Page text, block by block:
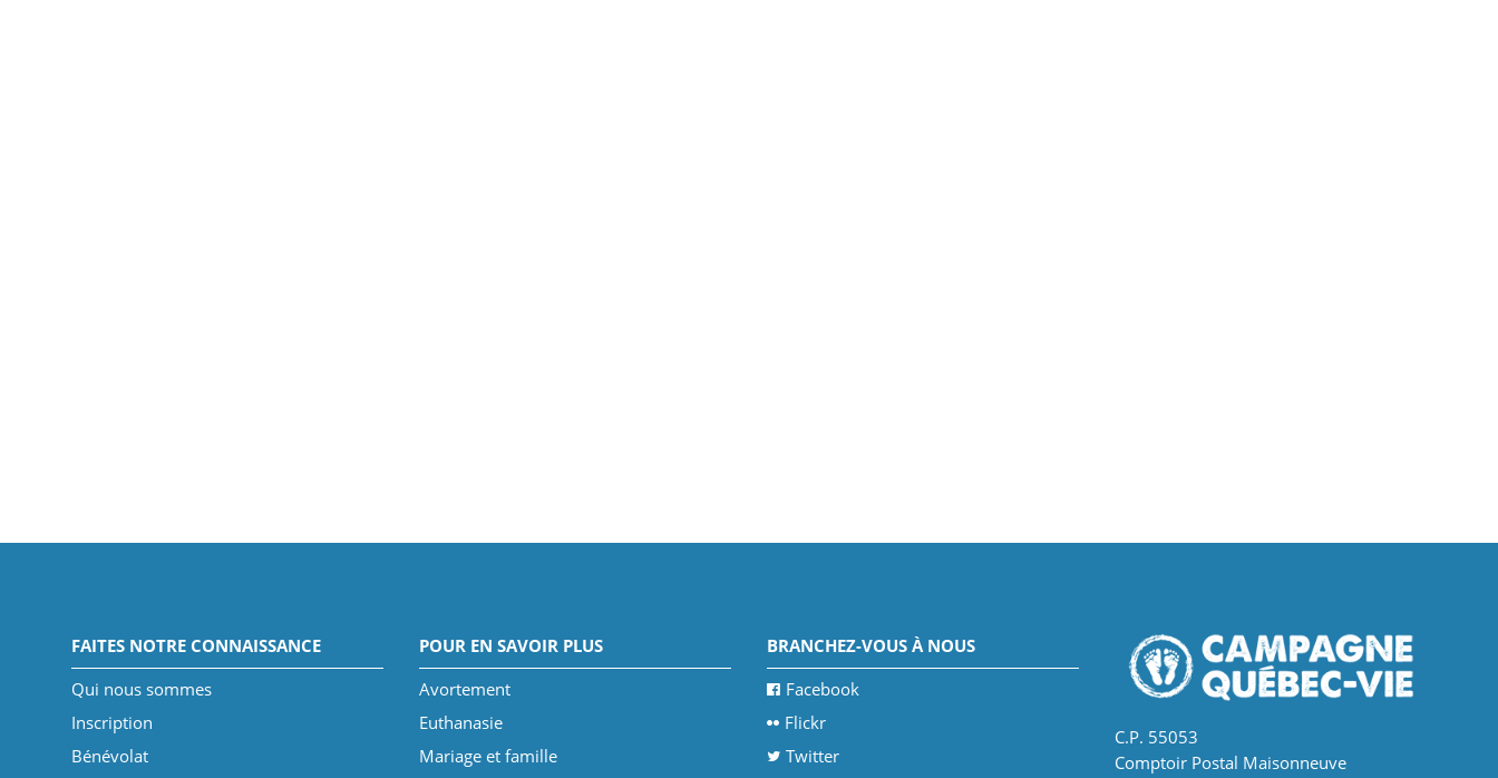
FAITES NOTRE CONNAISSANCE
Qui nous sommes
Inscription
Bénévolat
POUR EN SAVOIR PLUS
Avortement
Euthanasie
Mariage et famille
BRANCHEZ-VOUS À NOUS
Facebook
Flickr
Twitter
C.P. 55053
Comptoir Postal Maisonneuve